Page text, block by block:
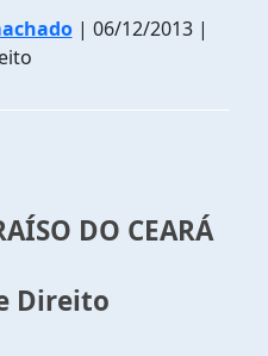
| 06/12/2013 |
DO CEARÁ
Direito